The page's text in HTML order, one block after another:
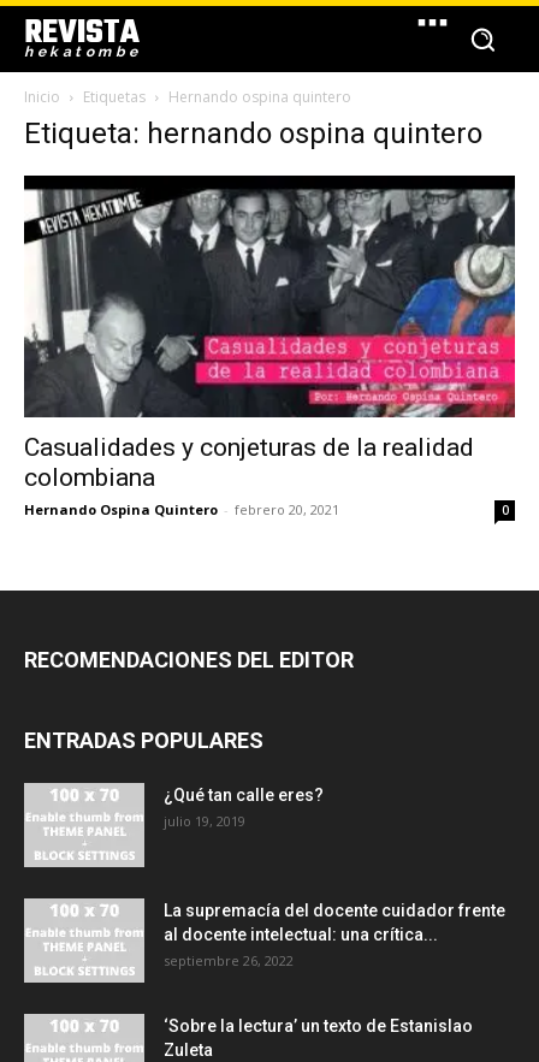
REVISTA
hekatombe
Inicio Etiquetas Hernando ospina quintero
Etiqueta: hernando ospina quintero
Casualidades y conjeturas de la realidad
colombiana
Hernando Ospina Quintero - febrero 20, 2021 0
RECOMENDACIONES DEL EDITOR
ENTRADAS POPULARES
¿Qué tan calle eres?
julio 19, 2019
La supremacía del docente cuidador frente
al docente intelectual: una crítica...
septiembre 26, 2022
‘Sobre la lectura’ un texto de Estanislao
Zuleta